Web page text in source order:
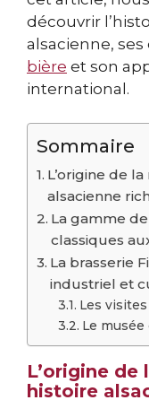
découvrir
alsacienne,
bière et son
international.
Sommaire
L’origine de
alsacienne
La gamme
classiques
La brasserie
industriel et
Les
Le
L’origine de
histoire